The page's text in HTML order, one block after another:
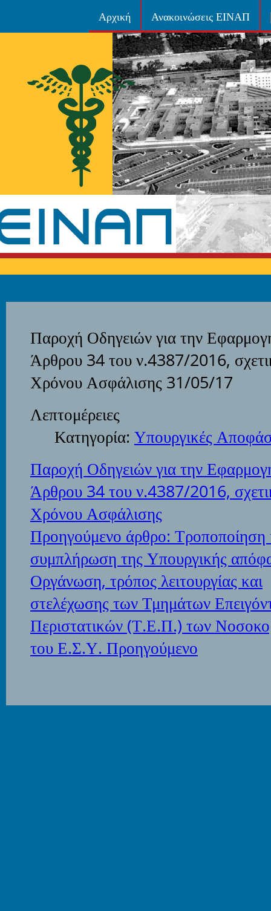
Αρχική Ανακοινώσεις ΕΙΝΑΠ
Παροχή Οδηγειών για την
Άρθρου 34 του ν.4387/2016,
Χρόνου Ασφάλισης 31/05/17
Λεπτομέρειες
Κατηγορία: Υπουργικές
Παροχή Οδηγειών για την
Άρθρου 34 του ν.4387/2016,
Χρόνου Ασφάλισης
Προηγούμενο άρθρο: Τροποποίηση
συμπλήρωση της Υπουργικής
Οργάνωση, τρόπος λειτουργίας και
στελέχωσης των Τμημάτων
Περιστατικών (Τ.Ε.Π.) των
του Ε.Σ.Υ. Προηγούμενο